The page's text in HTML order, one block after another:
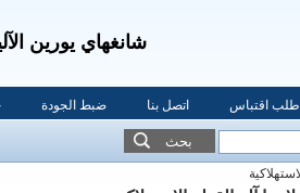
شانغهاي يورين
ضبط الجودة اتصل بنا طلب اقتباس
بحث